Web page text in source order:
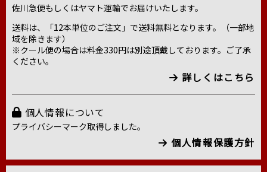
佐川急便もしくはヤマト運輸でお届けいたします。
送料は、「12本単位のご注文」で送料無料となります。（一部地
域を除きます）
※クール便の場合は料金330円は別途頂戴しております。ご了承
ください。
詳しくはこちら
個人情報について
プライバシーマーク取得しました。
個人情報保護方針